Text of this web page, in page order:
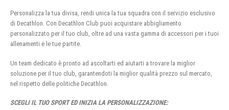
Personalizza la tua divisa, rendi unica la tua squadra con il servizio esclusivo
di Decathlon. Con Decathlon Club puoi acquistare abbigliamento
personalizzato per il tuo club, oltre ad una vasta gamma di accessori per i tuoi
allenamenti e le tue partite.
Un team dedicato è pronto ad ascoltarti ed aiutarti a trovare la miglior
soluzione per il tuo club, garantendoti la miglior qualità prezzo sul mercato,
nel rispetto delle politiche Decathlon.
SCEGLI IL TUO SPORT ED INIZIA LA PERSONALIZZAZIONE: